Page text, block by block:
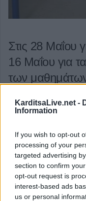
KarditsaLive.net -
Information
If you wish to opt-out
processing of your
targeted advertising
section to confirm
opt-out request is
interest-based ads
us or personal
Στις 28 Μαΐου
16 Μαΐου για
των
Με απόφαση της
λήξης των
Κατηγορία Επικαιρότητα